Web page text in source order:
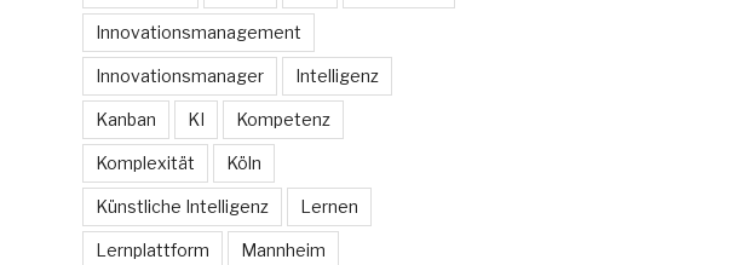
Innovationsmanagement
Innovationsmanager Intelligenz
Kanban KI Kompetenz
Komplexität Köln
Künstliche Intelligenz Lernen
Lernplattform Mannheim